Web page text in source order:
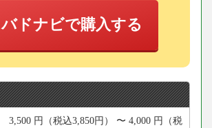
バドナビで購入する
3,500 円 （税込3,850円） 〜 4,000 円
（税